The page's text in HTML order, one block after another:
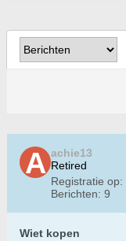
achie13
Retired
Registratie op:
Berichten: 9
Wiet kopen